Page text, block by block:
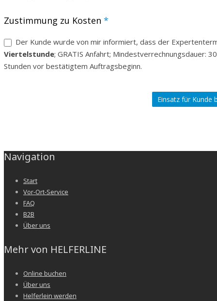
Zustimmung zu Kosten *
Der Kunde wurde von mir informiert, dass der
Viertelstunde; GRATIS Anfahrt; Mindestverrechnungsdauer:
Stunden vor bestätigtem Auftragsbeginn.
Navigation
Start
Vor-Ort-Service
FAQ
B2B
Über uns
Mehr von HELFERLINE
Online buchen
Über uns
Helferlein werden